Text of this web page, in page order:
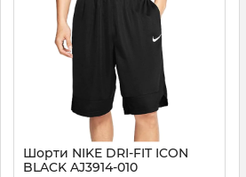
Шорти NIKE DRI-FIT ICON
BLACK AJ3914-010